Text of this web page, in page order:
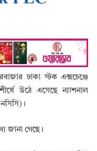
ঢাকা স্টক এক্সচেঞ্জে
উঠে এসেছে ন্যাশনাল
জানা গেছে।